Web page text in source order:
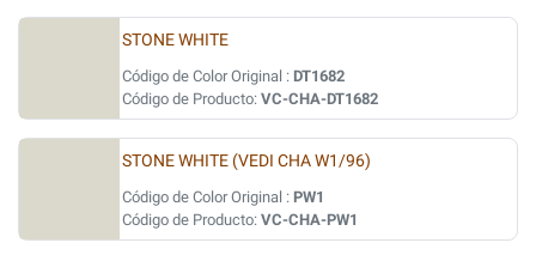
STONE WHITE
Código de Color Original : DT1682
Código de Producto: VC-CHA-DT1682
STONE WHITE (VEDI CHA W1/96)
Código de Color Original : PW1
Código de Producto: VC-CHA-PW1